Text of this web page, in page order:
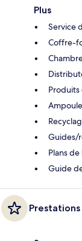
Plus
Service
Coffre-
Guides/
Plans
Guide